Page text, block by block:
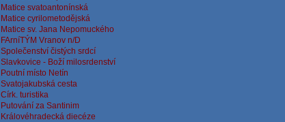
Matice svatoantonínská
Matice cyrilometodějská
Matice sv. Jana Nepomuckého
FArníTÝM Vranov n/D
Společenství čistých srdcí
Slavkovice - Boží milosrdenství
Poutní místo Netín
Svatojakubská cesta
Círk. turistika
Putování za Santinim
Královéhradecká diecéze